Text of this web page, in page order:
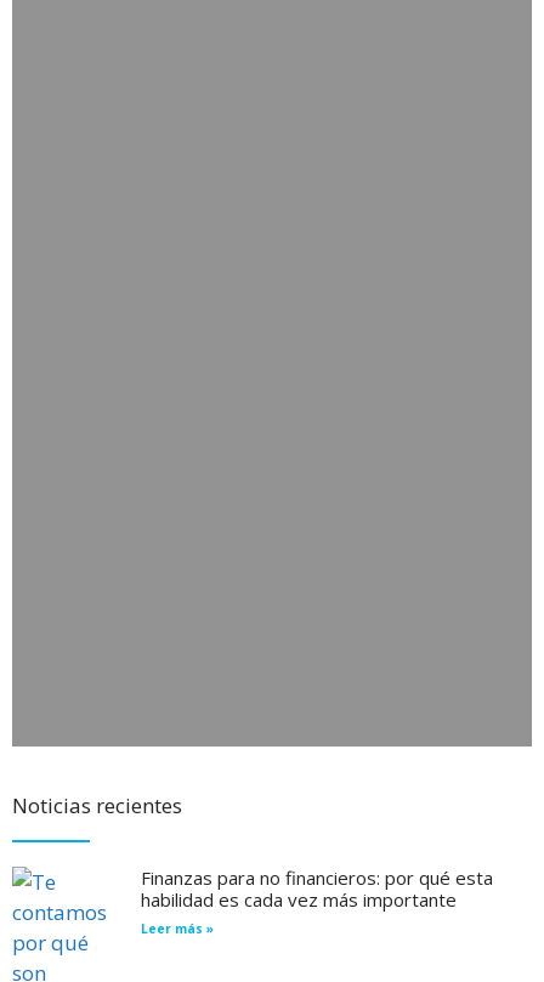
Noticias recientes
Finanzas para no financieros: por qué esta
habilidad es cada vez más importante
Leer más »